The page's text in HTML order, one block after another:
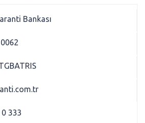
Bankası
0062
333